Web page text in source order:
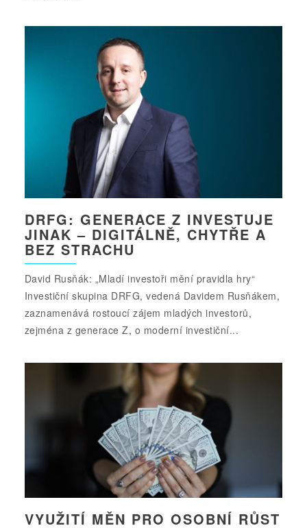
DRFG: GENERACE Z INVESTUJE
JINAK – DIGITÁLNĚ, CHYTŘE A
BEZ STRACHU
David Rusňák: „Mladí investoři mění pravidla hry“
Investiční skupina DRFG, vedená Davidem Rusňákem,
zaznamenává rostoucí zájem mladých investorů,
zejména z generace Z, o moderní investiční...
VYUŽITÍ MĚN PRO OSOBNÍ RŮST